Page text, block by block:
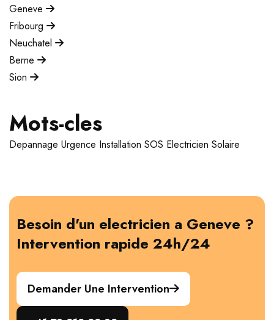
Geneve
Fribourg
Neuchatel
Berne
Sion
Mots-cles
Depannage Urgence Installation SOS Electricien Solaire
Besoin d'un electricien a Geneve ?
Intervention rapide 24h/24
Demander Une Intervention